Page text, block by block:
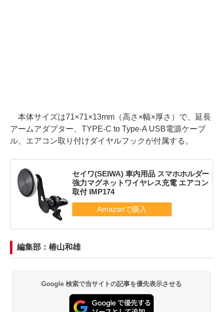
本体サイズは71×71×13mm（高さ×幅×厚さ）で、延長
アームアダプター、TYPE-C to Type-A USB電源ケーブ
ル、エアコン取り付けダイヤルフックが付属する。
セイワ(SEIWA) 車内用品 スマホホルダー
強力マグネットワイヤレス充電 エアコン
取付 IMP174
編集部：椿山和雄
Google 検索で当サイトの記事を優先表示させる